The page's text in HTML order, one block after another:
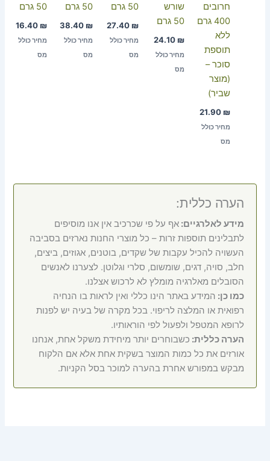
חרובים
400 גרם
ללא
תוספת
סוכר –
(מוצר
שביר)
21.90 ₪
מחיר כולל
מס
שורש
50 גרם
24.10 ₪
מחיר כולל
מס
50 גרם
27.40 ₪
מחיר כולל
מס
50 גרם
38.40 ₪
מחיר כולל
מס
50 גרם
16.40 ₪
מחיר כולל
מס
הערה כללית:
מידע לאלרגיים:אף על פי שכרכיב אין אנו מוסיפים
לתבלינים תוספות זרות – כל מוצרי החנות נארזים בסביבה
העשויה להכיל עקבות של שקדים, בוטנים, אגוזים, ביצים,
חלב, סויה, דגים, שומשום, סלרי וגלוטן. לצערנו לאנשים
הסובלים מאלרגיה מומלץ לא לרכוש אצלנו.
כמו כן: המידע באתר הינו כללי ואין לראות בו הנחיה
רפואית או המלצה לריפוי. בכל מקרה של בעיה יש לפנות
לרופא המטפל ולפעול לפי הוראותיו.
הערה כללית: כשבוחרים יותר מיחידת משקל אחת, אנחנו
אורזים את כל כמות המוצר בשקית אחת אלא אם הלקוח
מבקש במפורש אחרת בהערה למוכר בסל הקניות.